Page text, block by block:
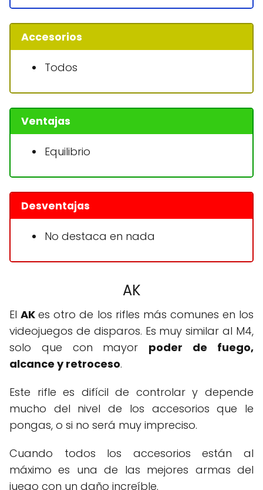
Accesorios
Todos
Ventajas
Equilibrio
Desventajas
No destaca en nada
AK
ElAKes otro de los rifles más comunes en los
videojuegos de disparos. Es muy similar al M4,
solo que con mayor poder de fuego,
alcance y retroceso.
Este rifle es difícil de controlar y depende
mucho del nivel de los accesorios que le
pongas, o si no será muy impreciso.
Cuando todos los accesorios están al
máximo es una de las mejores armas del
juego con un daño increíble.